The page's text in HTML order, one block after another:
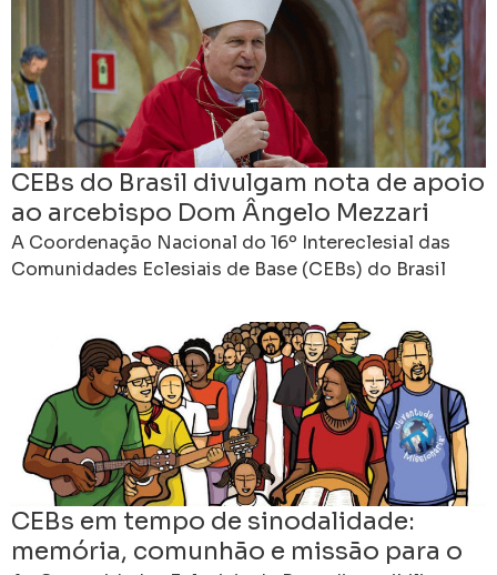
CEBs do Brasil divulgam nota de apoio
ao arcebispo Dom Ângelo Mezzari
A Coordenação Nacional do 16º Intereclesial das
Comunidades Eclesiais de Base (CEBs) do Brasil
CEBs em tempo de sinodalidade:
memória, comunhão e missão para o